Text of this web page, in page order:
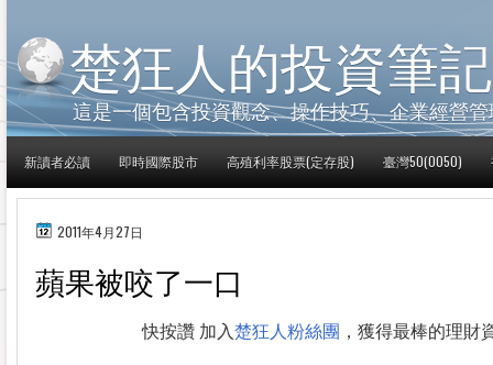
楚狂人的投資筆記
這是一個包含投資觀念、操作技巧、企業經營
新讀者必讀 即時國際股市 高殖利率股票(定存股) 臺灣50(0050)
2011年4月27日
蘋果被咬了一口
快按讚 加入楚狂人粉絲團 ，獲得最棒的理財